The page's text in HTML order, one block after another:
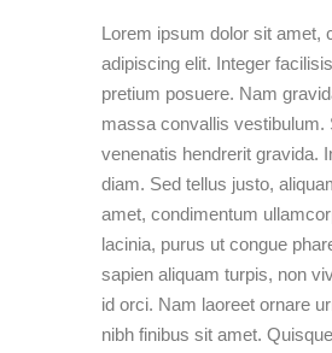
Lorem ipsum dolor sit amet,
adipiscing elit. Integer
pretium posuere. Nam
massa convallis vestibulum.
venenatis hendrerit gravida.
diam. Sed tellus justo,
amet, condimentum
lacinia, purus ut congue
sapien aliquam turpis, non
id orci. Nam laoreet ornare
nibh finibus sit amet.